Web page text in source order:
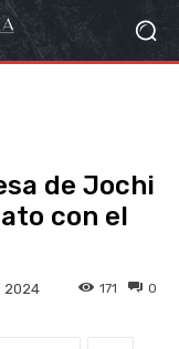
de Jochi
con el
2024 0
171